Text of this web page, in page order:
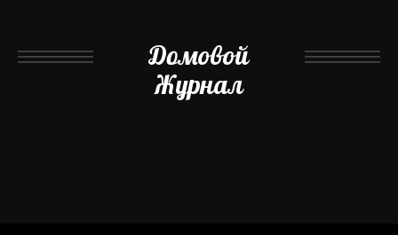
Домовой
Журнал